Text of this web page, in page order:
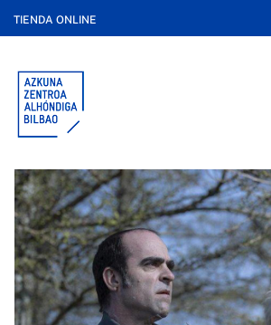
TIENDA ONLINE